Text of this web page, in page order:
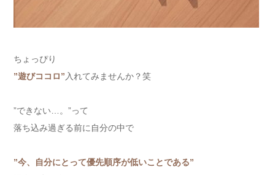
ちょっぴり
”遊びココロ”入れてみませんか？笑
”できない…。”って
落ち込み過ぎる前に自分の中で
”今、自分にとって優先順序が低いことである”